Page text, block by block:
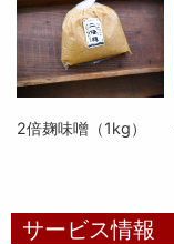
2倍麹味噌（1kg）
サービス情報